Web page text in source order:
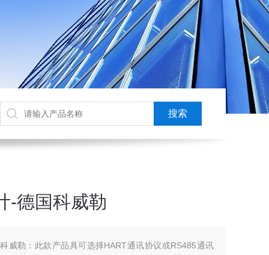
-德国科威勒
威勒：此款产品具可选择HART通讯协议或RS485通讯